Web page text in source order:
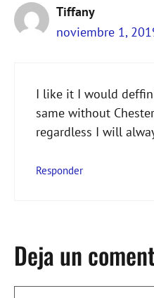
Tiffany
noviembre 1,
I like it I would
same without
regardless I will
Responder
Deja un